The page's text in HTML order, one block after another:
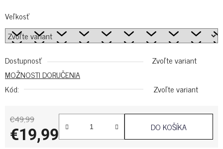
Veľkosť
Dostupnosť
Zvoľte variant
MOŽNOSTI DORUČENIA
Kód:
Zvoľte variant
€49,99
€19,99 DO KOŠÍKA